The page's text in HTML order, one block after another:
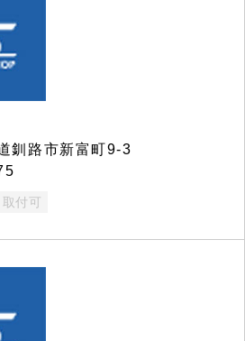
路市新富町9-3
付可